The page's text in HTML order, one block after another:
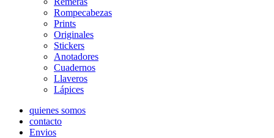
Rompecabezas
Prints
Originales
Stickers
Anotadores
Cuadernos
Llaveros
Lápices
quienes somos
contacto
Envios